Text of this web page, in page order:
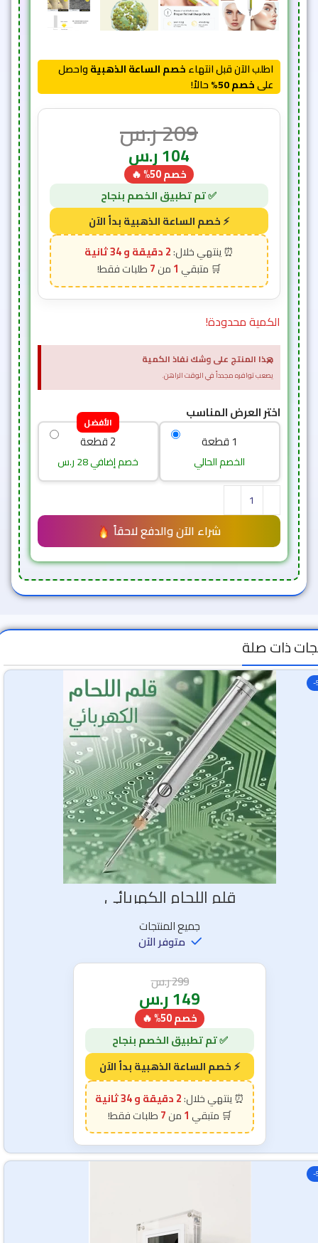
اطلب الآن قبل انتهاءخصم الساعة الذهبيةواحصل
علىخصم 50% حالاً!
209ر.س
104ر.س
خصم 50% 🔥
2 دقيقة و 31 ثانية
1
7
الكمية محدودة!
هذا المنتج على وشك نفاذ الكمية
يصعب توافره مجدداً في الوقت الراهن.
×
اختر العرض المناسب
1 قطعة
الخصم الحالي
الأفضل
2 قطعة
خصم إضافي 28 ر.س
شراء الآن والدفع لاحقاً
ذات صلة
-
قلم اللحام الكهربائي
جميع المنتجات
متوفر الآن
299ر.س
149ر.س
خصم 50% 🔥
2 دقيقة و 31 ثانية
1
7
-